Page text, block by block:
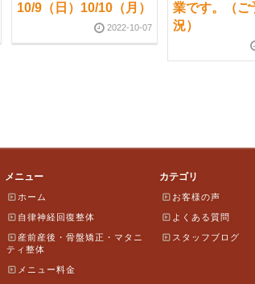
10/9（日）10/10（月）
2022-10-07
業です。（ご
況）
メニュー
ホーム
自律神経回復整体
産前産後・骨盤矯正・マタニ
ティ整体
メニュー料金
カテゴリ
お客様の声
よくある質問
スタッフブログ